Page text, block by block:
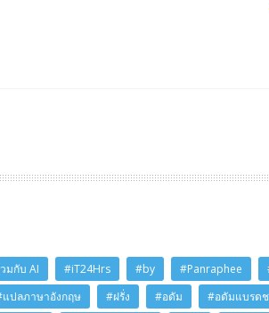
มกับ AI #iT24Hrs #by #Panraphee
ปลภาษาอังกฤษ #ฝรั่ง #อดัม #อดัมแบรด